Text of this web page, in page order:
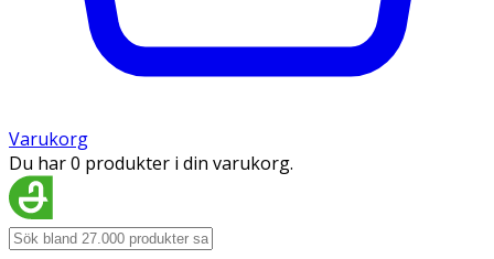
Varukorg
Du har 0 produkter i din varukorg.